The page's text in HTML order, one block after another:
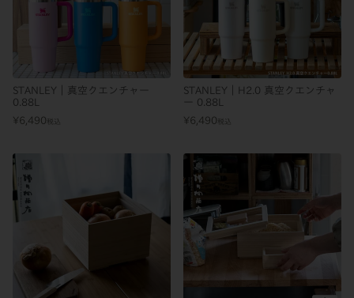
STANLEY｜真空クエンチャー
0.88L
¥6,490 税込
STANLEY｜H2.0 真空クエンチャ
ー 0.88L
¥6,490 税込